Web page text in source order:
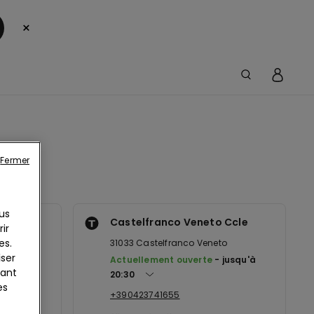
×
Castelfranco Veneto Ccle
31033 Castelfranco Veneto
Actuellement ouverte
jusqu'à
20:30
+390423741655
Fermer